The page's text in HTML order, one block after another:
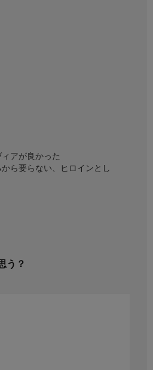
アが良かった
ら要らない、ヒロインとし
う？